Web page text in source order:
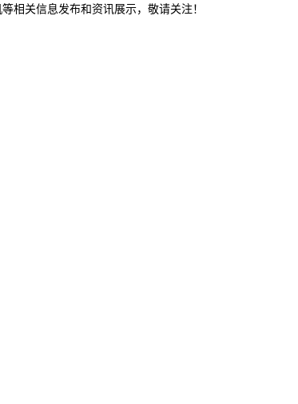
相关信息发布和资讯展示，敬请关注！